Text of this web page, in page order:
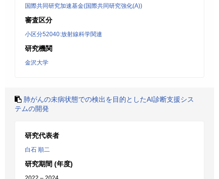
国際共同研究加速基金(国際共同研究強化(A))
審査区分
小区分52040:放射線科学関連
研究機関
金沢大学
肺がんの未病状態での検出を目的としたAI診断支援シス
テムの開発
研究代表者
白石 順二
研究期間 (年度)